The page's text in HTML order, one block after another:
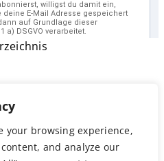
your browsing experience,
and analyze our